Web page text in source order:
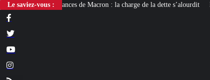
Le saviez-vous :
Macron : la charge de la dette s’alourdit Newcleo, la PME franco-